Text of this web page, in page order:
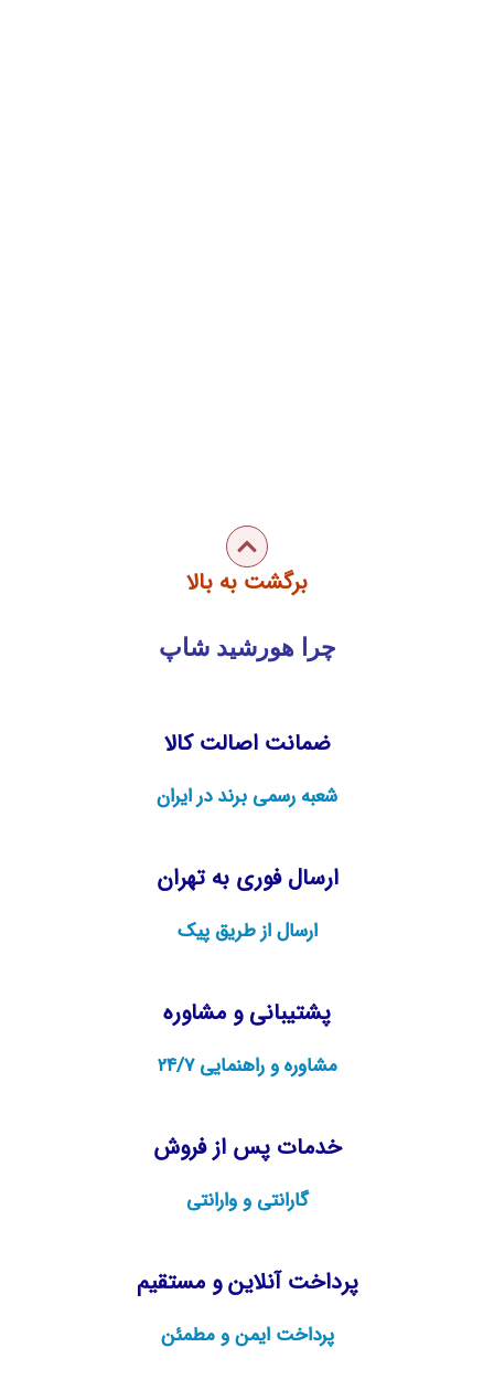
برگشت به بالا
چرا هورشید شاپ
ضمانت اصالت کالا
شعبه رسمی برند در ایران
ارسال فوری به تهران
ارسال از طریق پیک
پشتیبانی و مشاوره
مشاوره و راهنمایی 24/7
خدمات پس از فروش
گارانتی و وارانتی
پرداخت آنلاین و مستقیم
پرداخت ایمن و مطمئن